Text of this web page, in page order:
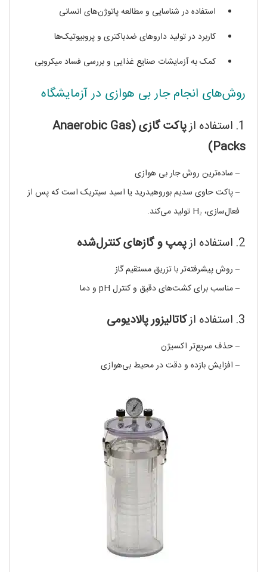
استفاده در شناسایی و مطالعه پاتوژن‌های انسانی
کاربرد در تولید داروهای ضدباکتری و پروبیوتیک‌ها
کمک به آزمایشات صنایع غذایی و بررسی فساد میکروبی
روش‌های انجام جار بی‌ هوازی در آزمایشگاه
1. استفاده از
پاکت گازی (Anaerobic Gas
Packs)
– ساده‌ترین روش جار بی هوازی
– پاکت حاوی سدیم بوروهیدرید یا اسید سیتریک است که پس از
فعال‌سازی، H₂ تولید می‌کند.
2. استفاده از پمپ و گازهای کنترل‌شده
– روش پیشرفته‌تر با تزریق مستقیم گاز
– مناسب برای کشت‌های دقیق و کنترل pH و دما
3. استفاده از کاتالیزور پالادیومی
– حذف سریع‌تر اکسیژن
– افزایش بازده و دقت در محیط بی‌هوازی